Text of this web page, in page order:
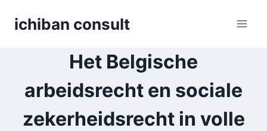
ichiban consult
Het Belgische
arbeidsrecht en sociale
zekerheidsrecht in volle